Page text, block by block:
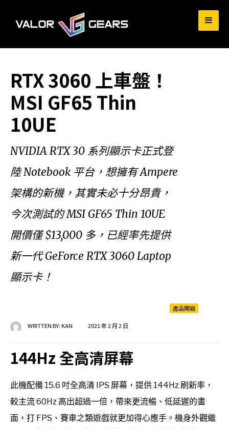
RTX 3060 上車盤！
MSI GF65 Thin
10UE
NVIDIA RTX 30 系列顯示卡正式登
陸 Notebook 平台，想擁有 Ampere
架構的新機，其實未必十分昂貴，
今次測試的 MSI GF65 Thin 10UE
開價僅 $13,000 多，已經率先提供
新一代 GeForce RTX 3060 Laptop
顯示卡！
產品開箱
WRITTEN BY:KAN 2021 年 2 月 2 日
144Hz 全高清屏幕
此機配備 15.6 吋全高清 IPS 屏幕，提供 144Hz 刷新率，
較主流 60Hz 高出超過一倍，帶來更流暢、低延遲的畫
面，打 FPS、賽車之類遊戲就更加得心應手。機身外觀繼